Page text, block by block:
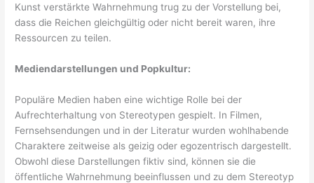
Kunst verstärkte Wahrnehmung trug zu der Vorstellung bei,
dass die Reichen gleichgültig oder nicht bereit waren, ihre
Ressourcen zu teilen.
Mediendarstellungen und Popkultur:
Populäre Medien haben eine wichtige Rolle bei der
Aufrechterhaltung von Stereotypen gespielt. In Filmen,
Fernsehsendungen und in der Literatur wurden wohlhabende
Charaktere zeitweise als geizig oder egozentrisch dargestellt.
Obwohl diese Darstellungen fiktiv sind, können sie die
öffentliche Wahrnehmung beeinflussen und zu dem Stereotyp